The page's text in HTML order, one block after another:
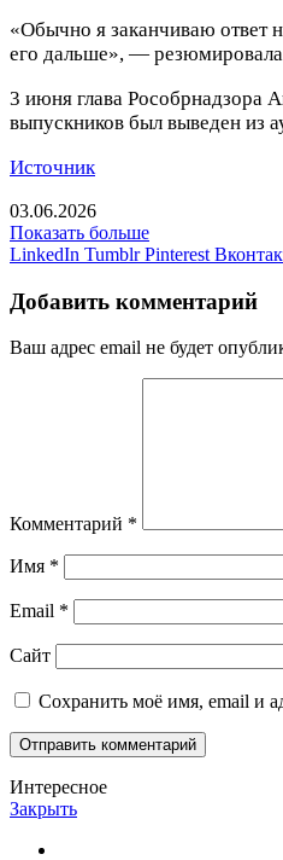
«Обычно я заканчиваю ответ
его дальше», — резюмировала
3 июня глава Рособрнадзора
выпускников был выведен из
Источник
03.06.2026
Показать больше
LinkedIn Tumblr Pinterest
Добавить комментарий
Ваш адрес email не будет
Комментарий *
Имя *
Email *
Сайт
Сохранить моё имя, email и
Интересное
Закрыть